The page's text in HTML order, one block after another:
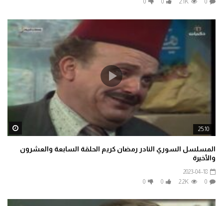
0
2.1K
0
0
25:10
المسلسل السوري النادر رمضان كريم الحلقة السابعة والعشرون
والأخيرة
2023-04-18
0
2.2K
0
0